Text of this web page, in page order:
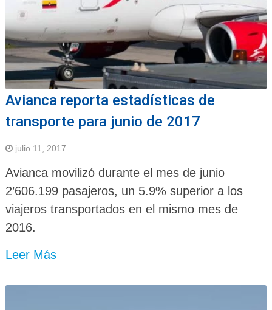
Avianca reporta estadísticas de
transporte para junio de 2017
julio 11, 2017
Avianca movilizó durante el mes de junio
2’606.199 pasajeros, un 5.9% superior a los
viajeros transportados en el mismo mes de
2016.
Leer Más